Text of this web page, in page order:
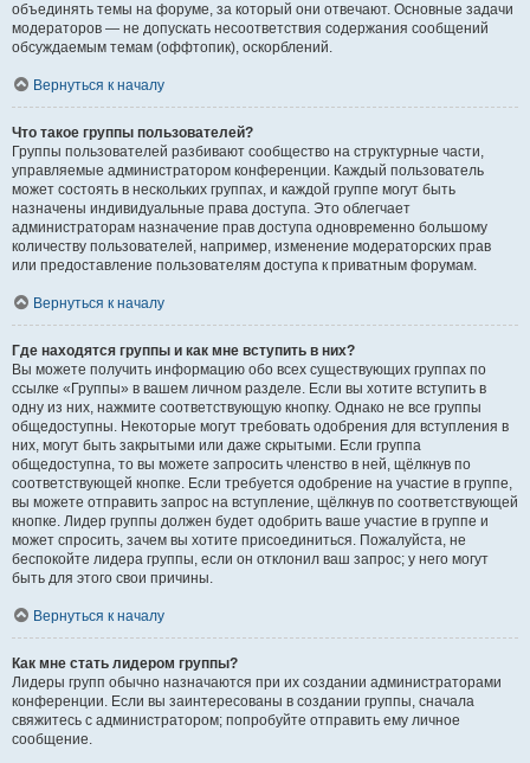
объединять темы на форуме, за который они отвечают. Основные задачи
модераторов — не допускать несоответствия содержания сообщений
обсуждаемым темам (оффтопик), оскорблений.
Вернуться к началу
Что такое группы пользователей?
Группы пользователей разбивают сообщество на структурные части,
управляемые администратором конференции. Каждый пользователь
может состоять в нескольких группах, и каждой группе могут быть
назначены индивидуальные права доступа. Это облегчает
администраторам назначение прав доступа одновременно большому
количеству пользователей, например, изменение модераторских прав
или предоставление пользователям доступа к приватным форумам.
Вернуться к началу
Где находятся группы и как мне вступить в них?
Вы можете получить информацию обо всех существующих группах по
ссылке «Группы» в вашем личном разделе. Если вы хотите вступить в
одну из них, нажмите соответствующую кнопку. Однако не все группы
общедоступны. Некоторые могут требовать одобрения для вступления в
них, могут быть закрытыми или даже скрытыми. Если группа
общедоступна, то вы можете запросить членство в ней, щёлкнув по
соответствующей кнопке. Если требуется одобрение на участие в группе,
вы можете отправить запрос на вступление, щёлкнув по соответствующей
кнопке. Лидер группы должен будет одобрить ваше участие в группе и
может спросить, зачем вы хотите присоединиться. Пожалуйста, не
беспокойте лидера группы, если он отклонил ваш запрос; у него могут
быть для этого свои причины.
Вернуться к началу
Как мне стать лидером группы?
Лидеры групп обычно назначаются при их создании администраторами
конференции. Если вы заинтересованы в создании группы, сначала
свяжитесь с администратором; попробуйте отправить ему личное
сообщение.